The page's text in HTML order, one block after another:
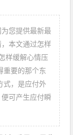
您提供最新最
本文通过怎样
样缓解心情压
重要的那个东
式，是应付外
可产生应付瞬